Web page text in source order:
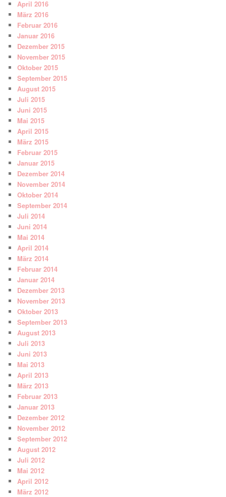
April 2016
März 2016
Februar 2016
Januar 2016
Dezember 2015
November 2015
Oktober 2015
September 2015
August 2015
Juli 2015
Juni 2015
Mai 2015
April 2015
März 2015
Februar 2015
Januar 2015
Dezember 2014
November 2014
Oktober 2014
September 2014
Juli 2014
Juni 2014
Mai 2014
April 2014
März 2014
Februar 2014
Januar 2014
Dezember 2013
November 2013
Oktober 2013
September 2013
August 2013
Juli 2013
Juni 2013
Mai 2013
April 2013
März 2013
Februar 2013
Januar 2013
Dezember 2012
November 2012
September 2012
August 2012
Juli 2012
Mai 2012
April 2012
März 2012